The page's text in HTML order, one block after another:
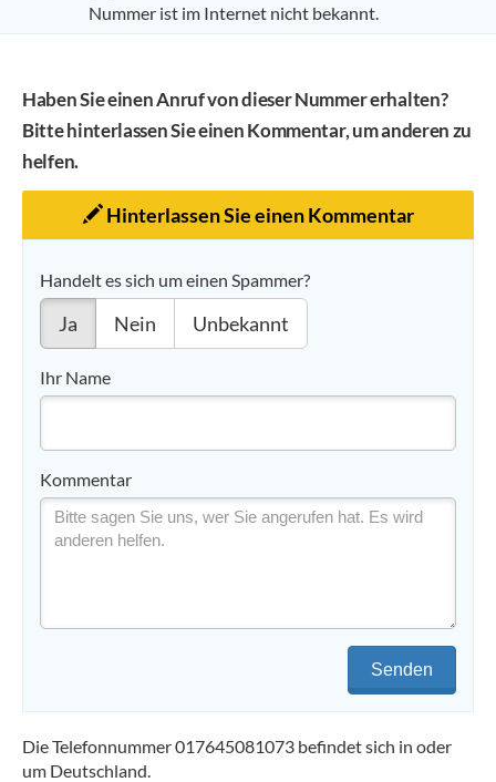
Nummer ist im Internet nicht bekannt.
Haben Sie einen Anruf von dieser Nummer erhalten?
Bitte hinterlassen Sie einen Kommentar, um anderen zu
helfen.
Hinterlassen Sie einen Kommentar
Handelt es sich um einen Spammer?
Ja Nein Unbekannt
Ihr Name
Kommentar
Senden
Die Telefonnummer 017645081073 befindet sich in oder
um Deutschland.